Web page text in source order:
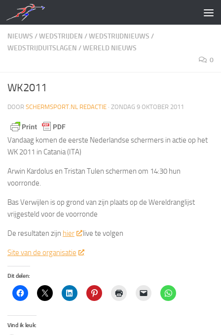
Doorgaan naar inhoud
NIEUWS /WEDSTRIJDEN /WEDSTRIJDNIEUWS /
WEDSTRIJDUITSLAGEN /WERELD NIEUWS
0
WK2011
DOOR SCHERMSPORT.NL REDACTIE · ZONDAG 9 OKTOBER 2011
Vandaag komen de eerste Nederlandse schermers in actie op het
WK 2011 in Catania (ITA)
Arwin Kardolus en Tristan Tulen schermen om 14:30 hun
voorronde.
Bas Verwijlen is op grond van zijn plaats op de Wereldranglijst
vrijgesteld voor de voorronde
De resultaten zijn hier live te volgen
Site van de organisatie
Dit delen:
Vind ik leuk: